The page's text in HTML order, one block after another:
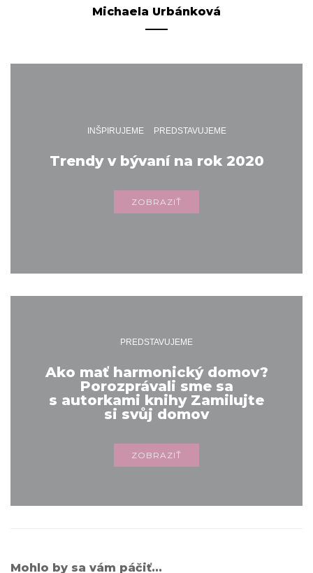
Michaela Urbánková
INŠPIRUJEME PREDSTAVUJEME
Trendy v bývaní na rok 2020
ZOBRAZIŤ
PREDSTAVUJEME
Ako mať harmonický domov?
Porozprávali sme sa
s autorkami knihy Zamilujte
si svůj domov
ZOBRAZIŤ
Mohlo by sa vám páčiť...